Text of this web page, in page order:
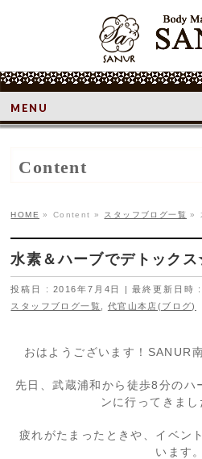
MENU
Content
HOME » Content » スタッフブログ一覧 »
水素＆ハーブでデトック
投稿日 : 2016年7月4日 最終更新日時
スタッフブログ一覧
代官山本店(ブログ)
おはようございます！SANUR
先日、武蔵浦和から徒歩8分のハ
ンに行ってきま
疲れがたまったときや、イベン
います。